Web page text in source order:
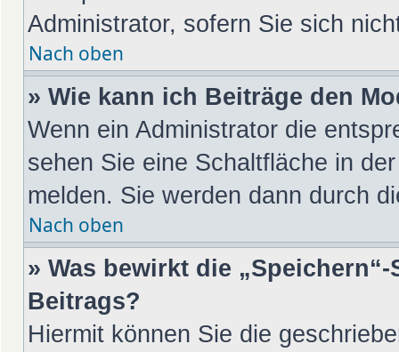
Administrator, sofern Sie sich
Nach oben
» Wie kann ich Beiträge den
Wenn ein Administrator die
sehen Sie eine Schaltfläche in
melden. Sie werden dann durch
Nach oben
» Was bewirkt die
Beitrags?
Hiermit können Sie die